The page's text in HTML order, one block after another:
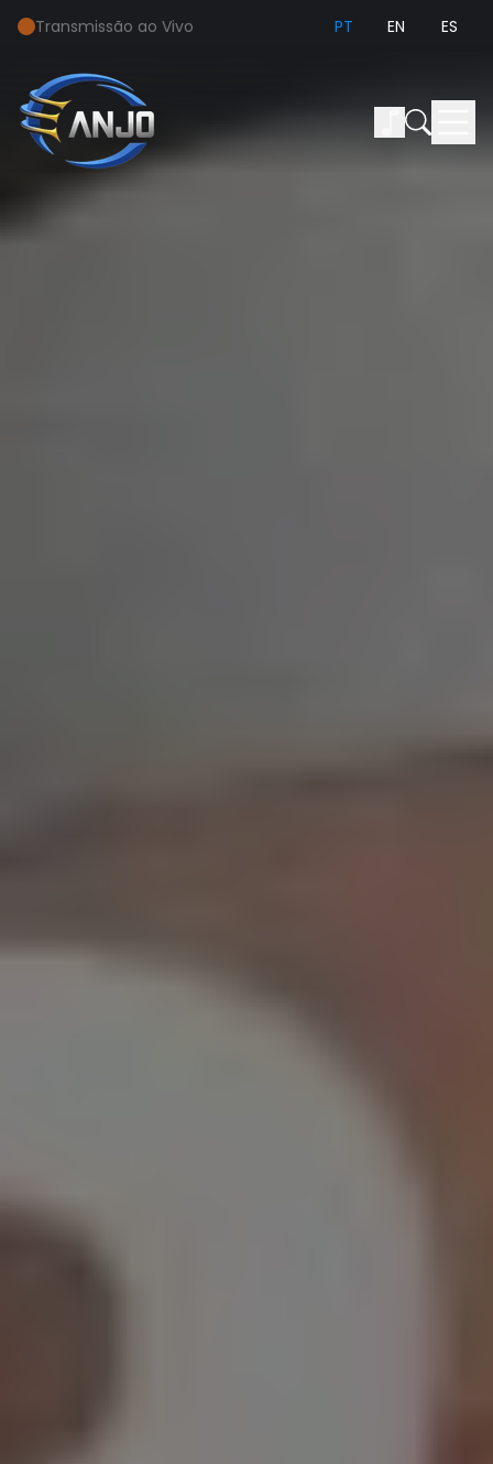
Transmissão ao Vivo PT EN ES